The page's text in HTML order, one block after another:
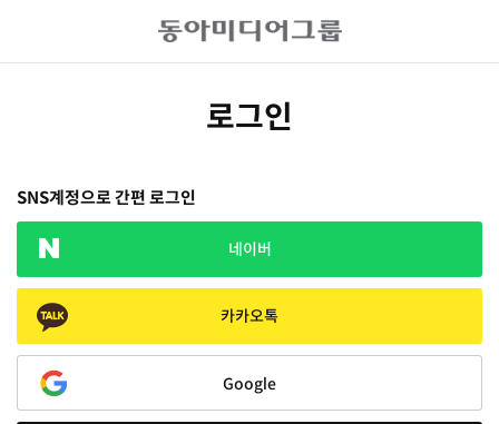
로그인
SNS계정으로 간편 로그인
네이버
카카오톡
Google